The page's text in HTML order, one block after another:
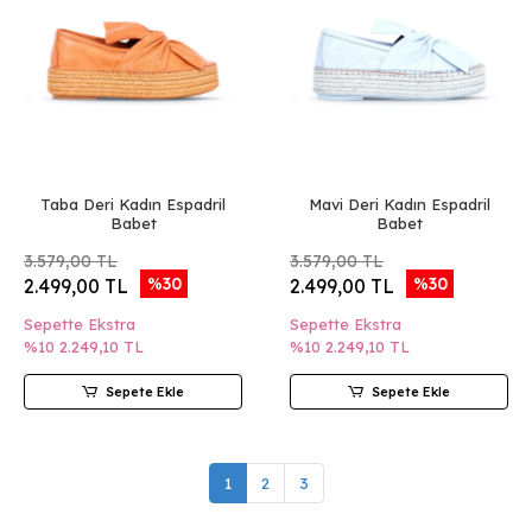
Taba Deri Kadın Espadril
Babet
3.579,00 TL
2.499,00 TL %30
Sepette Ekstra
%10 2.249,10 TL
Sepete Ekle
Mavi Deri Kadın Espadril
Babet
3.579,00 TL
2.499,00 TL %30
Sepette Ekstra
%10 2.249,10 TL
Sepete Ekle
1 2 3